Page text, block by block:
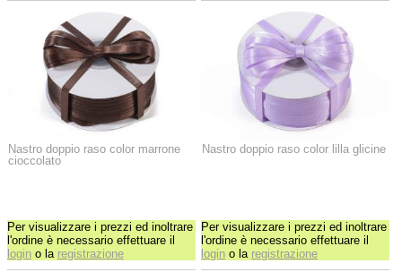
Nastro doppio raso color marrone
cioccolato
Per visualizzare i prezzi ed inoltrare
l'ordine è necessario effettuare il
login o la registrazione
Nastro doppio raso color lilla glicine
Per visualizzare i prezzi ed inoltrare
l'ordine è necessario effettuare il
login o la registrazione